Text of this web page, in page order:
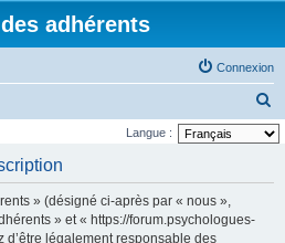
adhérents
Connexion
e
Langue :
» (désigné ci-après par « nous »,
» et « https://forum.psychologues-
légalement responsable des